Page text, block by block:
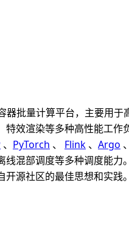
批量计算平台，主要用
效渲染等多种高性能工
、 PyTorch 、 Flink 、 Argo 、
混部调度等多种调度能
源社区的最佳思想和实践。